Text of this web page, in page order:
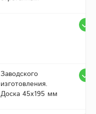
Заводского
изготовления.
Доска 45х195 мм